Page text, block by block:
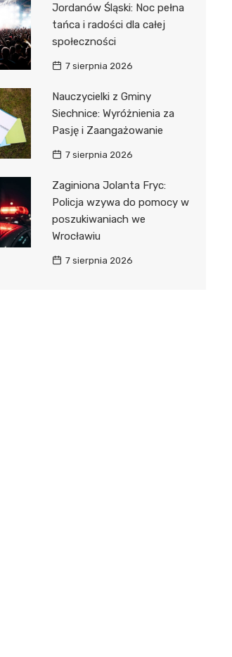
Jordanów Śląski: Noc pełna
tańca i radości dla całej
społeczności
7 sierpnia 2026
Nauczycielki z Gminy
Siechnice: Wyróżnienia za
Pasję i Zaangażowanie
7 sierpnia 2026
Zaginiona Jolanta Fryc:
Policja wzywa do pomocy w
poszukiwaniach we
Wrocławiu
7 sierpnia 2026